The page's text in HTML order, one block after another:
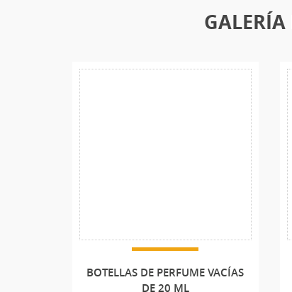
GALERÍA
BOTELLAS DE PERFUME VACÍAS
DE 20 ML